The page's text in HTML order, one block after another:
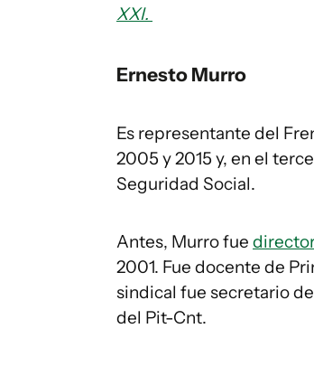
XXI.
Ernesto Murro
Es representante del
2005 y 2015 y, en el
Seguridad Social.
Antes, Murro fue
2001. Fue docente de
sindical fue secretario
del Pit-Cnt.